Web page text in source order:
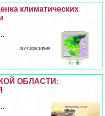
климатических
31 07 2026 3:30:49
ОБЛАСТИ: